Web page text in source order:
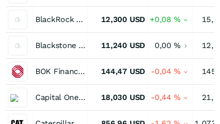
BlackRock Multi-Sector Income Trust 12,300 USD +0,08 %
Blackstone Strategic Credit 2027 Term Fund chSBI 11,240 USD 0,00 %
BOK Financial 144,47 USD -0,04 %
Capital One Financial Depositary Shs (I) 18,030 USD -0,44 %